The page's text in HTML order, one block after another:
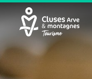
Cluses Arve &amp;